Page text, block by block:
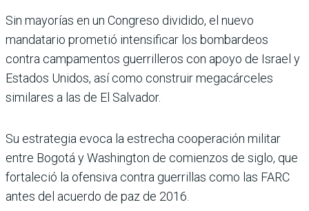
Sin mayorías en un Congreso dividido, el nuevo
mandatario prometió intensificar los bombardeos
contra campamentos guerrilleros con apoyo de Israel y
Estados Unidos, así como construir megacárceles
similares a las de El Salvador.
Su estrategia evoca la estrecha cooperación militar
entre Bogotá y Washington de comienzos de siglo, que
fortaleció la ofensiva contra guerrillas como las FARC
antes del acuerdo de paz de 2016.